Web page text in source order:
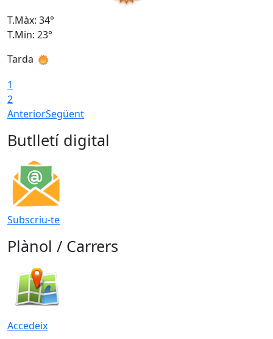
T.Màx: 34°
T.Min: 23°
Tarda
1
2
AnteriorSegüent
Butlletí digital
Subscriu-te
Plànol / Carrers
Accedeix